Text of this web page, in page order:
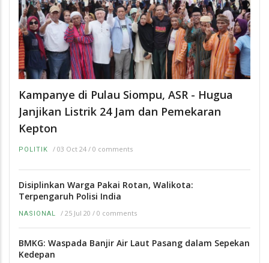
Kampanye di Pulau Siompu, ASR - Hugua
Janjikan Listrik 24 Jam dan Pemekaran
Kepton
POLITIK / 03 Oct 24 / 0 comments
Disiplinkan Warga Pakai Rotan, Walikota:
Terpengaruh Polisi India
NASIONAL / 25 Jul 20 / 0 comments
BMKG: Waspada Banjir Air Laut Pasang dalam Sepekan
Kedepan